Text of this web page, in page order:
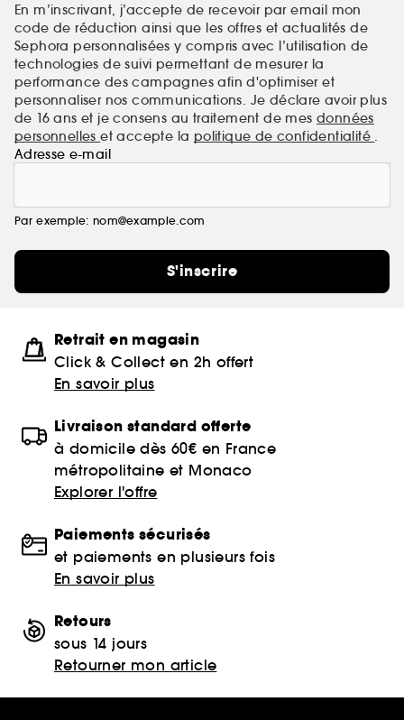
En m’inscrivant, j’accepte de recevoir par email mon
code de réduction ainsi que les offres et actualités de
Sephora personnalisées y compris avec l’utilisation de
technologies de suivi permettant de mesurer la
performance des campagnes afin d'optimiser et
personnaliser nos communications. Je déclare avoir plus
de 16 ans et je consens au traitement de mes données
personnelleset accepte la politique de confidentialité .
Adresse e-mail
Par exemple: nom@example.com
S'inscrire
Retrait en magasin
Click & Collect en 2h offert
En savoir plus
Livraison standard offerte
à domicile dès 60€ en France
métropolitaine et Monaco
Explorer l'offre
Paiements sécurisés
et paiements en plusieurs fois
En savoir plus
Retours
sous 14 jours
Retourner mon article